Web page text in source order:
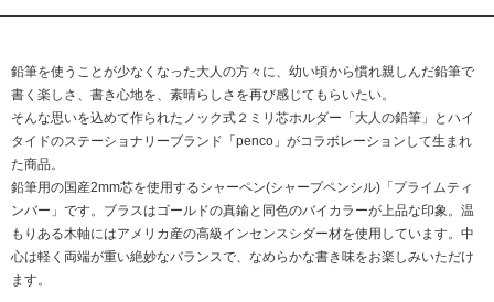
鉛筆を使うことが少なくなった大人の方々に、幼い頃から慣れ親しんだ鉛筆で
書く楽しさ、書き心地を、素晴らしさを再び感じてもらいたい。
そんな思いを込めて作られたノック式２ミリ芯ホルダー「大人の鉛筆」とハイ
タイドのステーショナリーブランド「penco」がコラボレーションして生まれ
た商品。
鉛筆用の国産2mm芯を使用するシャーペン(シャープペンシル)「プライムティ
ンバー」です。ブラスはゴールドの真鍮と同色のバイカラーが上品な印象。温
もりある木軸にはアメリカ産の高級インセンスシダー材を使用しています。中
心は軽く両端が重い絶妙なバランスで、なめらかな書き味をお楽しみいただけ
ます。